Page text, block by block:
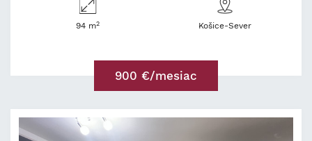
94 m2 Košice-Sever
900 €/mesiac